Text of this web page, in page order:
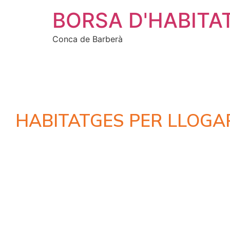
BORSA
Conca de Barberà
HABITATGES PER